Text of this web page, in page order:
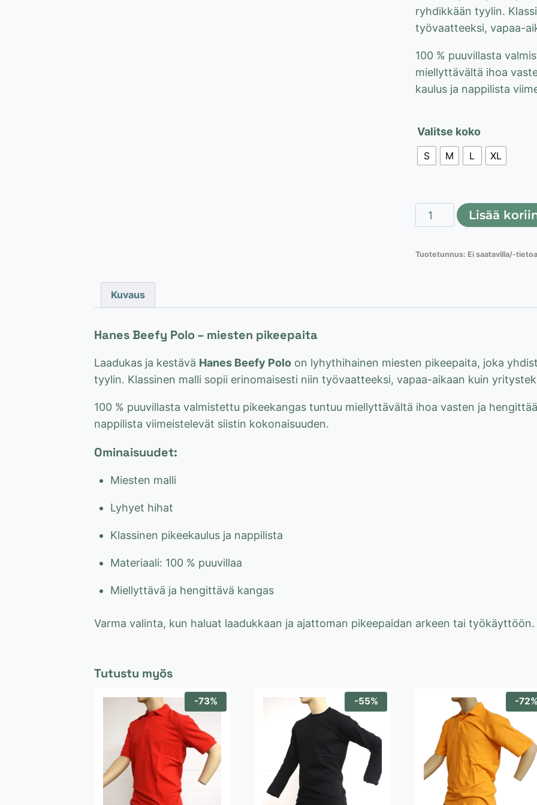
ryhdikkään tyylin.
työvaatteeksi, vapaa-
100 % puuvillasta
miellyttävältä ihoa
kaulus ja nappilista
Valitse koko
S M L XL
Hanes
Beefy
pikee
määrä
Lisää
Tuotetunnus: Ei saatavilla/-tietoa
Kuvaus
Hanes Beefy Polo – miesten pikeepaita
Laadukas ja kestävä Hanes Beefy Poloon lyhythihainen miesten pikeepaita, joka
tyylin. Klassinen malli sopii erinomaisesti niin työvaatteeksi, vapaa-aikaan kuin
100 % puuvillasta valmistettu pikeekangas tuntuu miellyttävältä ihoa vasten ja
nappilista viimeistelevät siistin kokonaisuuden.
Ominaisuudet:
Miesten malli
Lyhyet hihat
Klassinen pikeekaulus ja nappilista
Materiaali: 100 % puuvillaa
Miellyttävä ja hengittävä kangas
Varma valinta, kun haluat laadukkaan ja ajattoman pikeepaidan arkeen tai työkäyttöön.
Tutustu myös
-73% -55% -